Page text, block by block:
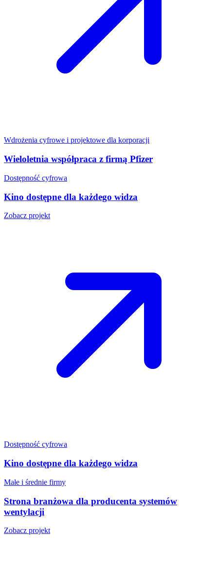
Wdrożenia cyfrowe i projektowe dla korporacji
Wieloletnia współpraca z firmą Pfizer
Dostępność cyfrowa
Kino dostępne dla każdego widza
Zobacz projekt
Dostępność cyfrowa
Kino dostępne dla każdego widza
Małe i średnie firmy
Strona branżowa dla producenta systemów
wentylacji
Zobacz projekt